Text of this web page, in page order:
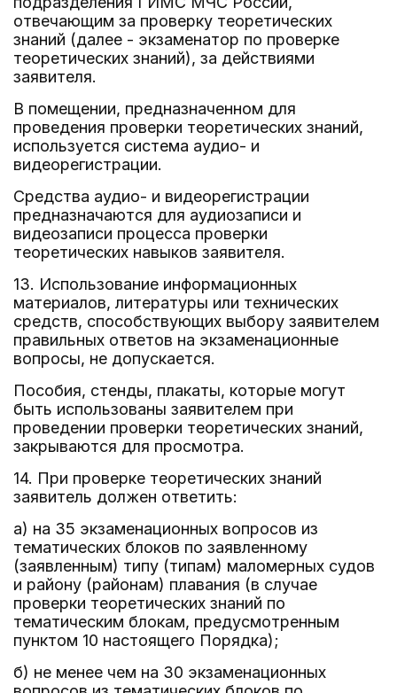
отвечающим за проверку теоретических
знаний (далее - экзаменатор по проверке
теоретических знаний), за действиями
заявителя.
В помещении, предназначенном для
проведения проверки теоретических знаний,
используется система аудио- и
видеорегистрации.
Средства аудио- и видеорегистрации
предназначаются для аудиозаписи и
видеозаписи процесса проверки
теоретических навыков заявителя.
13. Использование информационных
материалов, литературы или технических
средств, способствующих выбору заявителем
правильных ответов на экзаменационные
вопросы, не допускается.
Пособия, стенды, плакаты, которые могут
быть использованы заявителем при
проведении проверки теоретических знаний,
закрываются для просмотра.
14. При проверке теоретических знаний
заявитель должен ответить:
а) на 35 экзаменационных вопросов из
тематических блоков по заявленному
(заявленным) типу (типам) маломерных судов
и району (районам) плавания (в случае
проверки теоретических знаний по
тематическим блокам, предусмотренным
пунктом 10 настоящего Порядка);
б) не менее чем на 30 экзаменационных